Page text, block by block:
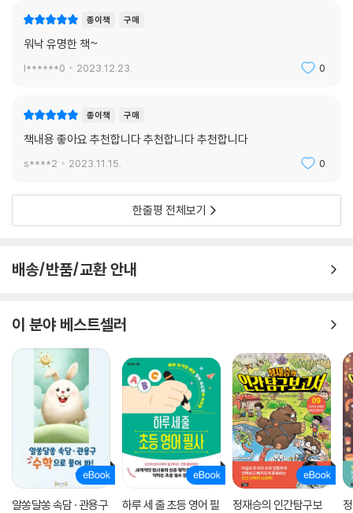
종이책 구매
워낙 유명한 책~
l******0 2023.12.23. 0
종이책 구매
책내용 좋아요 추천합니다 추천합니다 추천합니다
s****2 2023.11.15. 0
한줄평 전체보기
배송/반품/교환 안내
이 분야 베스트셀러
알쏭달쏭 속담 · 관용구
하루 세 줄 초등 영어 필
정재승의 인간탐구보